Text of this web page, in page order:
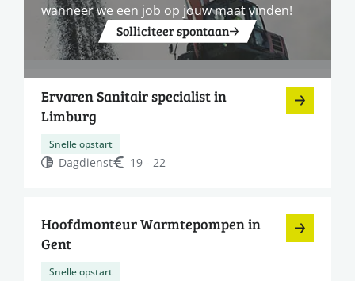
wanneer we een job op jouw maat vinden!
Solliciteer spontaan
Ervaren Sanitair specialist in
Limburg
Snelle opstart
Dagdienst 19 - 22
Hoofdmonteur Warmtepompen in
Gent
Snelle opstart